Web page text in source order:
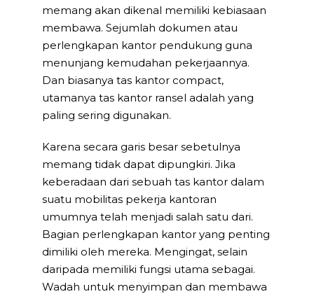
memang akan dikenal memiliki kebiasaan
membawa. Sejumlah dokumen atau
perlengkapan kantor pendukung guna
menunjang kemudahan pekerjaannya.
Dan biasanya tas kantor compact,
utamanya tas kantor ransel adalah yang
paling sering digunakan.
Karena secara garis besar sebetulnya
memang tidak dapat dipungkiri. Jika
keberadaan dari sebuah tas kantor dalam
suatu mobilitas pekerja kantoran
umumnya telah menjadi salah satu dari.
Bagian perlengkapan kantor yang penting
dimiliki oleh mereka. Mengingat, selain
daripada memiliki fungsi utama sebagai.
Wadah untuk menyimpan dan membawa